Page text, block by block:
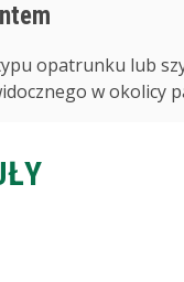
opatrunku lub
w okolicy